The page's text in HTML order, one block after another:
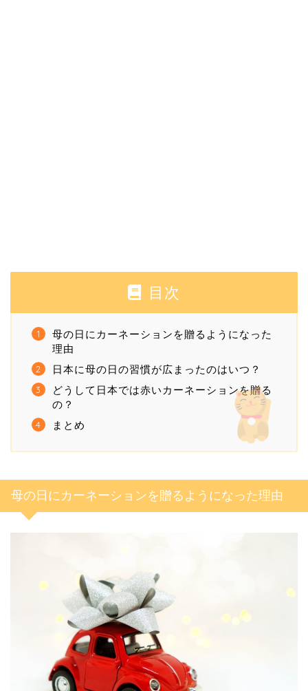
目次
母の日にカーネーションを贈るようになった
理由
日本に母の日の習慣が広まったのはいつ？
どうして日本では赤いカーネーションを贈る
の？
まとめ
母の日にカーネーションを贈るようになった理由